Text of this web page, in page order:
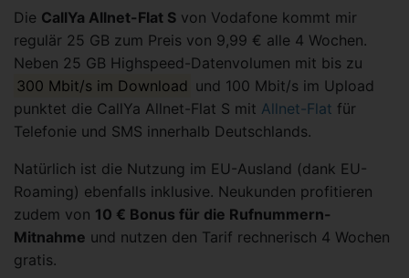
Die CallYa Allnet-Flat S von Vodafone kommt mir
regulär 25 GB zum Preis von 9,99 € alle 4 Wochen.
Neben 25 GB Highspeed-Datenvolumen mit bis zu
300 Mbit/s im Download und 100 Mbit/s im Upload
punktet die CallYa Allnet-Flat S mit Allnet-Flat für
Telefonie und SMS innerhalb Deutschlands.
Natürlich ist die Nutzung im EU-Ausland (dank EU-
Roaming) ebenfalls inklusive. Neukunden profitieren
zudem von 10 € Bonus für die Rufnummern-
Mitnahme und nutzen den Tarif rechnerisch 4 Wochen
gratis.